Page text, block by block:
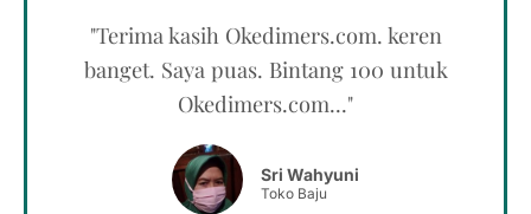
"Terima kasih Okedimers.com. keren
banget. Saya puas. Bintang 100 untuk
Okedimers.com..."
Sri Wahyuni
Toko Baju